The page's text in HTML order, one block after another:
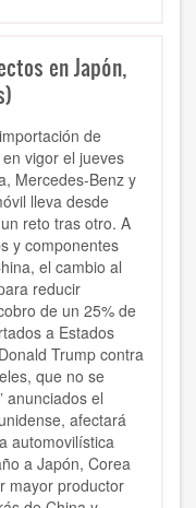
en Japón,
de
vigor el jueves
Mercedes-Benz y
lleva desde
reto tras otro. A
y componentes
el cambio al
reducir
de un 25% de
a Estados
Trump contra
que no se
anunciados el
afectará
automovilística
a Japón, Corea
mayor productor